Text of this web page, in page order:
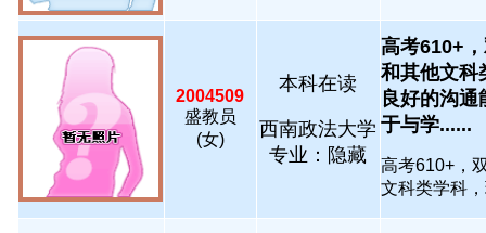
2004509
盛教员
(女)
本科在读
西南政法大学
专业：隐藏
高考610+
和其他文科
良好的沟
于与学......
高考610+，
文科类学科